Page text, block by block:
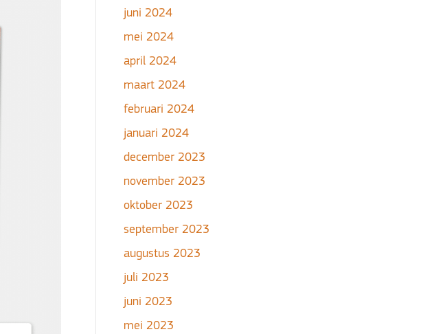
juni 2024
mei 2024
april 2024
maart 2024
februari 2024
januari 2024
december 2023
november 2023
oktober 2023
september 2023
augustus 2023
juli 2023
juni 2023
mei 2023